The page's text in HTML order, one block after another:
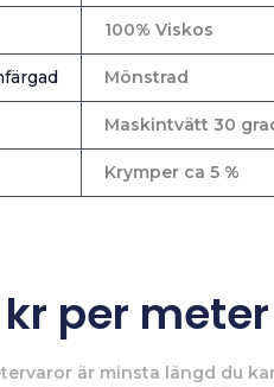
100% Viskos
Mönstrad
Maskintvätt 30
Krymper ca 5 %
kr per meter
är minsta längd du